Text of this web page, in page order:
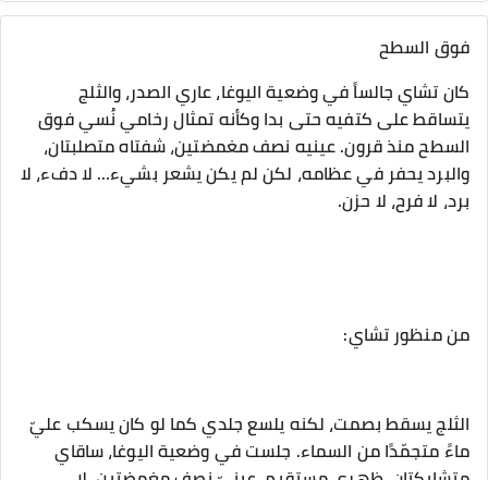
فوق السطح
‎كان تشاي جالساً في وضعية اليوغا، عاري الصدر، والثلج
يتساقط على كتفيه حتى بدا وكأنه تمثال رخامي نُسي فوق
السطح منذ قرون. عينيه نصف مغمضتين، شفتاه متصلبتان،
والبرد يحفر في عظامه، لكن لم يكن يشعر بشيء… لا دفء، لا
برد، لا فرح، لا حزن.
‎الثلج يسقط بصمت، لكنه يلسع جلدي كما لو كان يسكب عليّ
ماءً متجمّدًا من السماء. جلست في وضعية اليوغا، ساقاي